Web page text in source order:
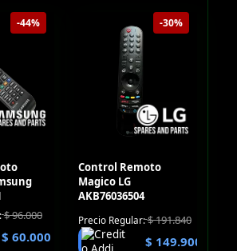
-44%
$96.000
$ 60.000
-30%
Control Remoto
Magico LG
AKB76036504
Precio Regular:$191.840
$ 149.900